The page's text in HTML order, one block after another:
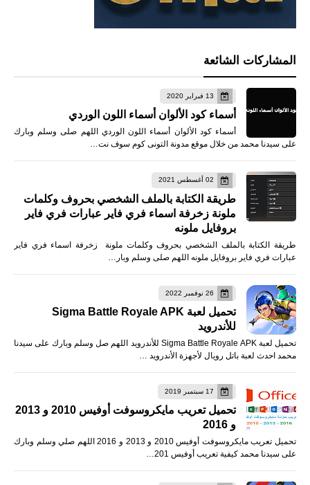
المشاركات الشائعة
13 فبراير 2020
أسماء كود الألوان أسماء اللون الوردي
أسماء كود الألوان أسماء اللون الوردي اللهم صلى وسلم وبارك
على سيدنا محمد من خلال موقع مدونة التونى كوم سوف نت…
02 أغسطس 2021
طريقة الكتابة بالملف الشخصي بحروف وكلمات
ملونة زخرفة اسماء فري فاير عبارات فري فاير
بروفايل ملونه
طريقة الكتابة بالملف الشخصي بحروف وكلمات ملونة زخرفة اسماء فري فاير
عبارات فري فاير بروفايل ملونه اللهم صلى وسلم وبار…
26 نوفمبر 2022
تحميل لعبة Sigma Battle Royale APK
للأندرويد
تحميل لعبة Sigma Battle Royale APK للأندرويد اللهم صل وسلم وبارك على سيدنا
محمد احدث لعبة باتل رويال لأجهزة الأندرويد …
17 سبتمبر 2019
تحميل تعريب مايكروسوفت أوفيس 2010 و 2013
و 2016
تحميل تعريب مايكروسوفت أوفيس 2010 و 2013 و 2016 اللهم صلي وسلم وبارك
على سيدنا محمد كيفية تعريب أوفيس 201…